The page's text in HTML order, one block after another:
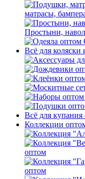
матрасы,
Простыни,
Всё для коляски
Всё для купания
Коллекции
оптом
оптом